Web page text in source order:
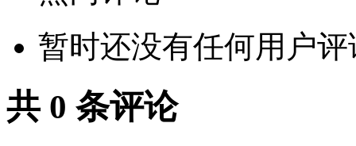
暂时还没有任何用户评
共 0 条评论